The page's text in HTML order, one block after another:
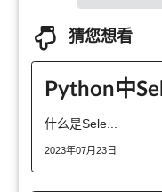
猜您想看
Python中
什么是Sele...
2023年07月23日